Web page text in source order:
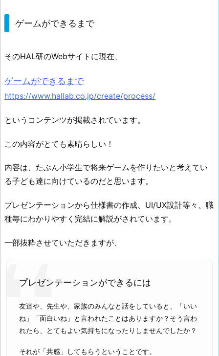
ゲームができるまで
そのHAL研のWebサイトに現在、
ゲームができるまで
https://www.hallab.co.jp/create/process/
というコンテンツが掲載されています。
この内容がとても素晴らしい！
内容は、たぶん小学生で将来ゲームを作りたいと考えてい
る子ども達に向けているのだと思います。
プレゼンテーションから仕様書の作成、UI/UX設計等々、職
種毎にわかりやすく完結に解説がされています。
一部抜粋させていただきますが、
プレゼンテーションができるには
友達や、先生や、家族のみんなと話をしていると、「いい
ね」「面白いね」と言われたことはありますか？そう言わ
れたら、とてもよい気持ちになったりしませんでしたか？
それが「共感」してもらうということです。